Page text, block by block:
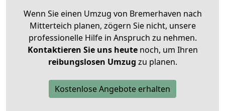
Wenn Sie einen Umzug von Bremerhaven nach
Mitterteich planen, zögern Sie nicht, unsere
professionelle Hilfe in Anspruch zu nehmen.
Kontaktieren Sie uns heutenoch, um Ihren
reibungslosen Umzug zu planen.
Kostenlose Angebote erhalten